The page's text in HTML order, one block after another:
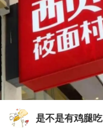
是不是有鸡腿吃